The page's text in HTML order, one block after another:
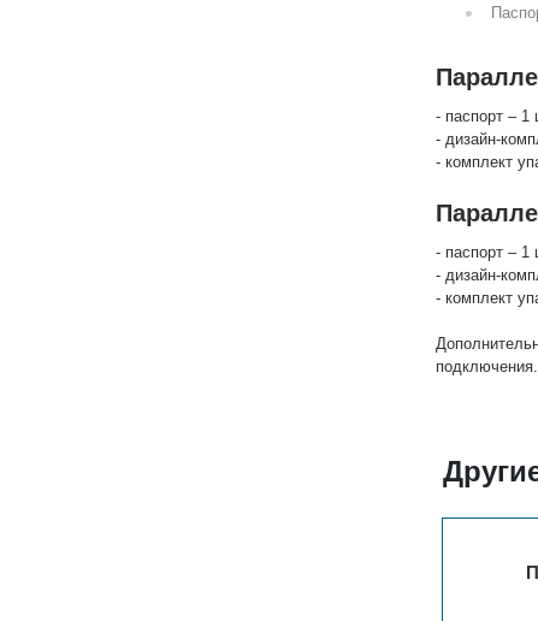
- паспорт – 1
- дизайн-
- комплект
- паспорт – 1
- дизайн-
- комплект
подключения.